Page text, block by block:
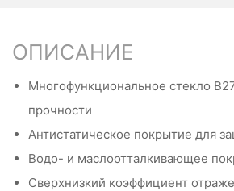
ОПИСАНИЕ
Многофункциональное стекло
прочности
Антистатическое покрытие для
Водо- и маслоотталкивающее
Сверхнизкий коэффициент